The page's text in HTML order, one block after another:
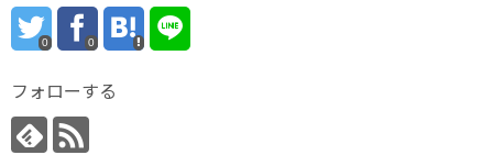
0 0
フォローする